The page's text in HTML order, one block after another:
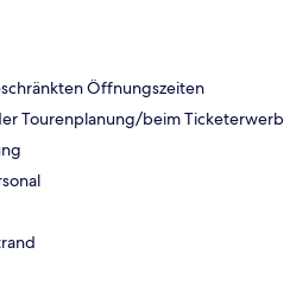
Öffnungszeiten
Tourenplanung/beim Ticketerwerb